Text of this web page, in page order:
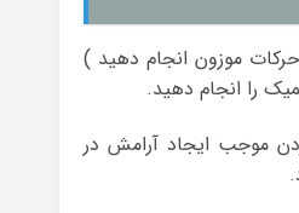
موزون انجام دهید )
را انجام دهید.
موجب ایجاد آرامش در